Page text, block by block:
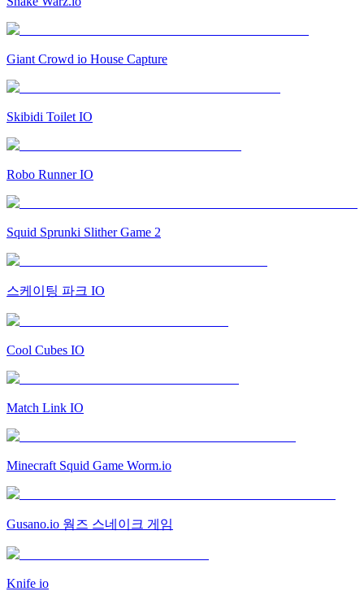
Giant Crowd io House Capture
Skibidi Toilet IO
Robo Runner IO
Squid Sprunki Slither Game 2
스케이팅 파크 IO
Cool Cubes IO
Match Link IO
Minecraft Squid Game Worm.io
Gusano.io 웜즈 스네이크 게임
Knife io